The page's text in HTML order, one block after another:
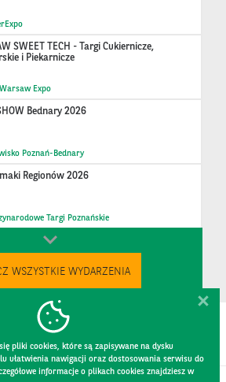
SWEET TECH - Targi Cukiernicze,
i Piekarnicze
Expo
Bednary 2026
Poznań-Bednary
Regionów 2026
Targi Poznańskie
WSZYSTKIE WYDARZENIA
pliki cookies, które są zapisywane na dysku
ułatwienia nawigacji oraz dostosowania serwisu do
informacje o plikach cookies znajdziesz w